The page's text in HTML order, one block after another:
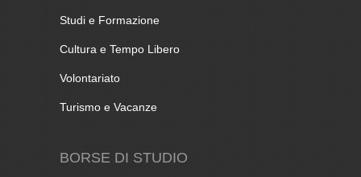
Studi e Formazione
Cultura e Tempo Libero
Volontariato
Turismo e Vacanze
BORSE DI STUDIO